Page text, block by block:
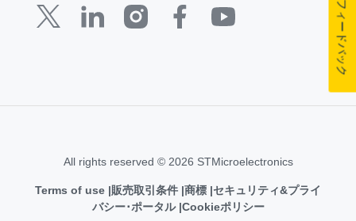
All rights reserved © 2026 STMicroelectronics
Terms of use 販売取引条件 商標 セキュリティ&プライ
バシー･ポータル Cookieポリシー
フィードバック